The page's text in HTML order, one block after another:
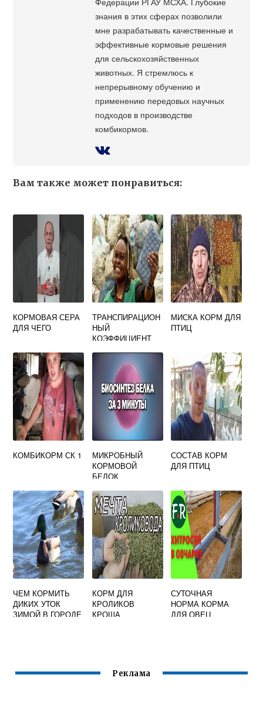
знания в этих сферах позволили
мне разрабатывать качественные и
эффективные кормовые решения
для сельскохозяйственных
животных. Я стремлюсь к
непрерывному обучению и
применению передовых научных
подходов в производстве
комбикормов.
Вам также может понравиться:
КОРМОВАЯ СЕРА
ДЛЯ ЧЕГО
ТРАНСПИРАЦИОН
НЫЙ
КОЭФФИЦИЕНТ
МИСКА КОРМ ДЛЯ
ПТИЦ
КОМБИКОРМ СК 1
МИКРОБНЫЙ
КОРМОВОЙ
БЕЛОК
СОСТАВ КОРМ
ДЛЯ ПТИЦ
ЧЕМ КОРМИТЬ
ДИКИХ УТОК
ЗИМОЙ В ГОРОДЕ
КОРМ ДЛЯ
КРОЛИКОВ
КРОША
СУТОЧНАЯ
НОРМА КОРМА
ДЛЯ ОВЕЦ
Реклама